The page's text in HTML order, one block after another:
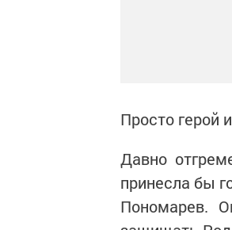
Просто герой
Давно
принесла бы
Пономарев.